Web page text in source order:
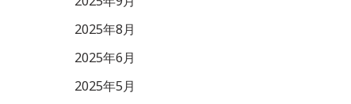
2025年8月
2025年6月
2025年5月